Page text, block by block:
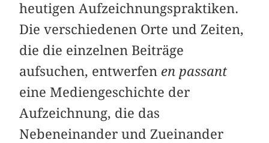
heutigen Aufzeichnungspraktiken.
Die verschiedenen Orte und Zeiten,
die die einzelnen Beiträge
aufsuchen, entwerfen en passant
eine Mediengeschichte der
Aufzeichnung, die das
Nebeneinander und Zueinander